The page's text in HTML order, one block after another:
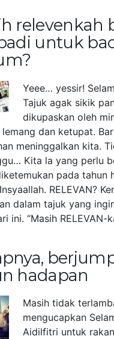
relevenkah
untuk
Yeee… yessir!
Tajuk agak sikik
dikupaskan oleh
dan ketupat.
meninggalkan kita.
Kita la yang perlu
pada tahun
RELEVAN?
dalam tajuk yang
ini. “Masih RELEVAN-
hadapan
Masih tidak
mengucapkan
Aidilfitri untuk